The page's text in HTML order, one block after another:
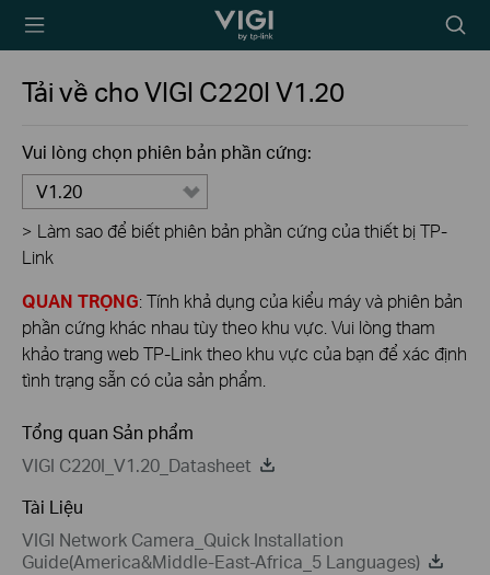
TP-Link, Reliably
Biểu
tượng
Tải về choVIGI C220I V1.20
Vui lòng chọn phiên bản phần cứng:
V1.20
> Làm sao để biết phiên bản phần cứng của thiết bị TP-
Link
QUAN TRỌNG: Tính khả dụng của kiểu máy và phiên bản
phần cứng khác nhau tùy theo khu vực. Vui lòng tham
khảo trang web TP-Link theo khu vực của bạn để xác định
tình trạng sẵn có của sản phẩm.
Tổng quan Sản phẩm
VIGI C220I_V1.20_Datasheet
Tài Liệu
VIGI Network Camera_Quick Installation
Guide(America&Middle-East-Africa_5 Languages)